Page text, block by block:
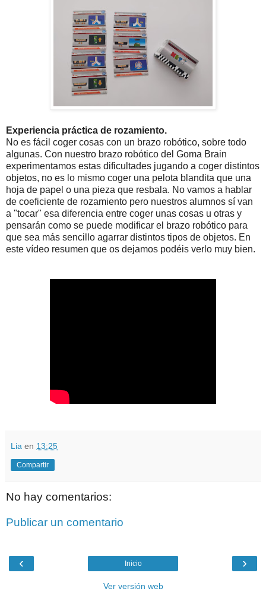
Experiencia práctica de rozamiento.
No es fácil coger cosas con un brazo robótico, sobre todo
algunas. Con nuestro brazo robótico del Goma Brain
experimentamos estas dificultades jugando a coger distintos
objetos, no es lo mismo coger una pelota blandita que una
hoja de papel o una pieza que resbala. No vamos a hablar
de coeficiente de rozamiento pero nuestros alumnos sí van
a "tocar" esa diferencia entre coger unas cosas u otras y
pensarán como se puede modificar el brazo robótico para
que sea más sencillo agarrar distintos tipos de objetos. En
este vídeo resumen que os dejamos podéis verlo muy bien.
Lia en 13:25
Compartir
No hay comentarios:
Publicar un comentario
‹ ›
Inicio
Ver versión web